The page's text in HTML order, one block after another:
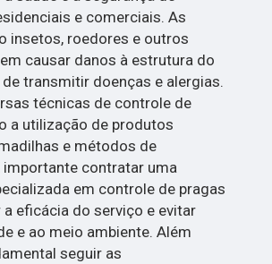
e comerciais. As
insetos, roedores e outros
causar danos à estrutura do
transmitir doenças e alergias.
técnicas de controle de
a utilização de produtos
e métodos de
importante contratar uma
em controle de pragas
a eficácia do serviço e evitar
e ao meio ambiente. Além
seguir as